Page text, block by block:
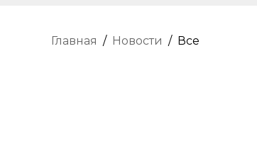
Главная / Новости / Все